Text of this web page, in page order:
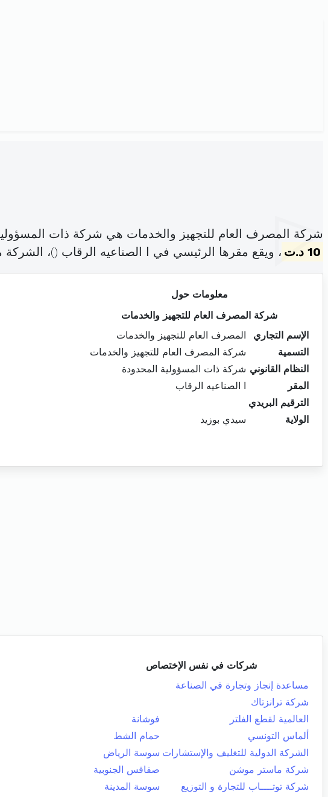
شركة المصرف العام للتجهيز والخدمات هي شركة ذات
10 د.ت
، ويقع مقرها الرئيسي في ا الصناعيه الرقاب ()،
معلومات حول
شركة المصرف العام للتجهيز والخدمات
الإسم التجاري
المصرف العام للتجهيز والخدمات
التسمية
شركة المصرف العام للتجهيز والخدمات
النظام القانوني شركة ذات المسؤولية المحدودة
المقر
ا الصناعيه الرقاب
الترقيم البريدي
الولاية
سيدي بوزيد
شركات في نفس الإختصاص
مساعدة إنجاز وتجارة في الصناعة
شركة ترانزتاك
العالمية لقطع الفلتر
فوشانة
ألماس التونسي
حمام الشط
الشركة الدولية للتغليف والإستشارات سوسة الرياض
شركة ماستر موشن
صفاقس الجنوبية
شركة توتــــاب للتجارة و التوزيع
سوسة المدينة